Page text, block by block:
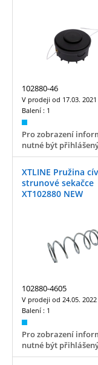
102880-46
V prodeji od 17.03. 2021
Balení : 1
Pro zobrazení
nutné být
XTLINE Pružina
strunové sekačce
XT102880 NEW
102880-4605
V prodeji od 24.05. 2022
Balení : 1
Pro zobrazení
nutné být